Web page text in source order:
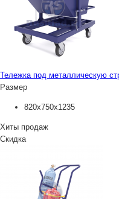
Тележка под металлическую
Размер
820х750х1235
Хиты продаж
Скидка